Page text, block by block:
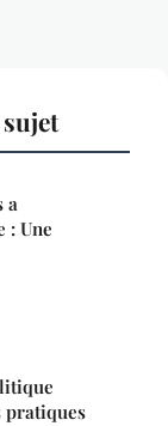
a
: Une
pratiques